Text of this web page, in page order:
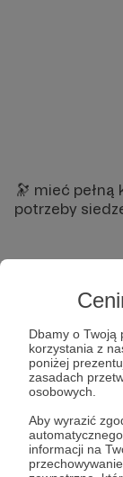
Dbamy o Twoją
korzystania z
poniżej
zasadach
osobowych.
Aby wyrazić
informacji na
🔭 mieć
potrzeby